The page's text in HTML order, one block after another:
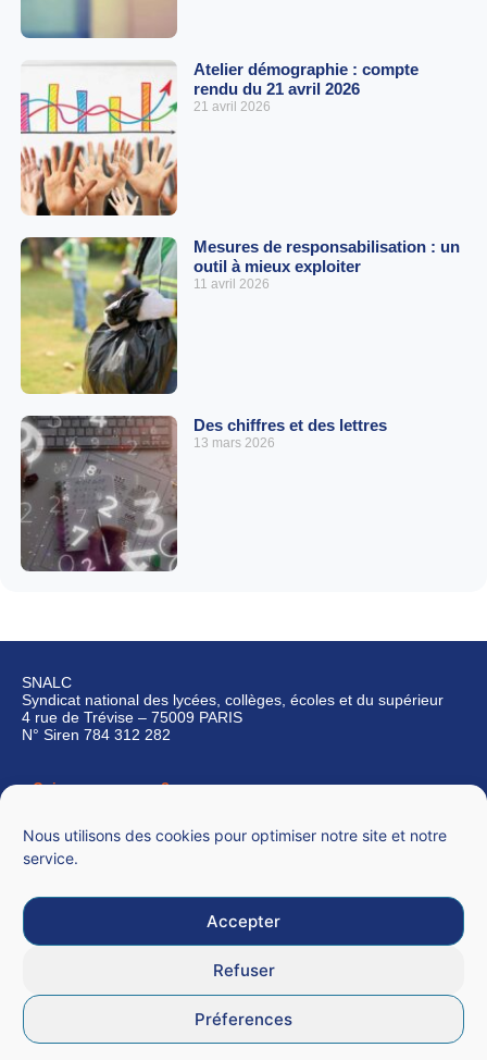
Nous utilisons des cookies pour optimiser notre site et notre
service.
Accepter
Refuser
Préferences
Atelier démographie : compte
rendu du 21 avril 2026
21 avril 2026
Mesures de responsabilisation : un
outil à mieux exploiter
11 avril 2026
Des chiffres et des lettres
13 mars 2026
SNALC
Syndicat national des lycées, collèges, écoles et du supérieur
4 rue de Trévise – 75009 PARIS
N° Siren 784 312 282
Qui sommes-nous ?
CGU